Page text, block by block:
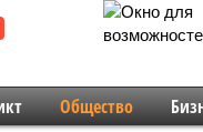
Общество